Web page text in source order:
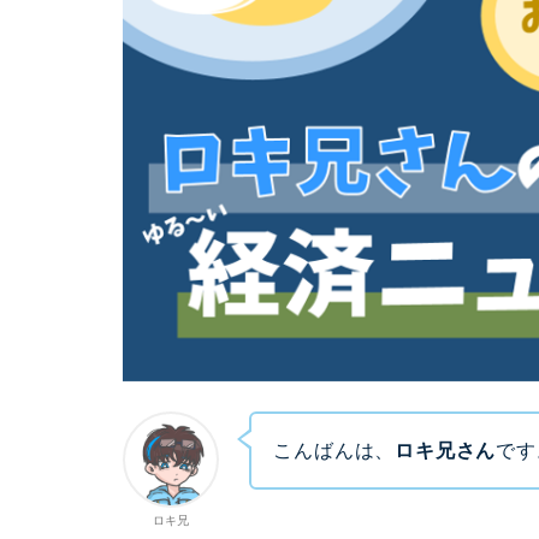
ロキ兄
こんばんは、 ロキ兄さんで